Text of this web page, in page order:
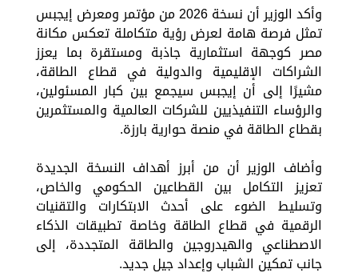
وأكد الوزير أن نسخة 2026 من مؤتمر ومعرض إيجبس
تمثل فرصة هامة لعرض رؤية متكاملة تعكس مكانة
مصر كوجهة استثمارية جاذبة ومستقرة بما يعزز
الشراكات الإقليمية والدولية في قطاع الطاقة،
مشيرًا إلى أن إيجبس سيجمع بين كبار المسئولين،
والرؤساء التنفيذيين للشركات العالمية والمستثمرين
بقطاع الطاقة في منصة حوارية بارزة.
وأضاف الوزير أن من أبرز أهداف النسخة الجديدة
تعزيز التكامل بين القطاعين الحكومي والخاص،
وتسليط الضوء على أحدث الابتكارات والتقنيات
الرقمية في قطاع الطاقة وخاصة تطبيقات الذكاء
الاصطناعي والهيدروجين والطاقة المتجددة، إلى
جانب تمكين الشباب وإعداد جيل جديد.